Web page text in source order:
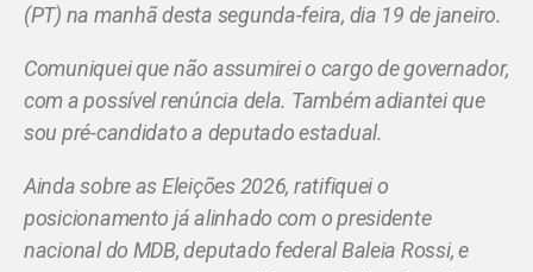
(PT) na manhã desta segunda-feira, dia 19 de janeiro.
Comuniquei que não assumirei o cargo de governador,
com a possível renúncia dela. Também adiantei que
sou pré-candidato a deputado estadual.
Ainda sobre as Eleições 2026, ratifiquei o
posicionamento já alinhado com o presidente
nacional do MDB, deputado federal Baleia Rossi, e